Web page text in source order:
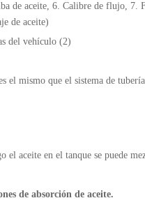
de aceite, 6. Calibre de flujo,
de aceite)
del vehículo (2)
mismo que el sistema de
aceite en el tanque se puede
de absorción de aceite.